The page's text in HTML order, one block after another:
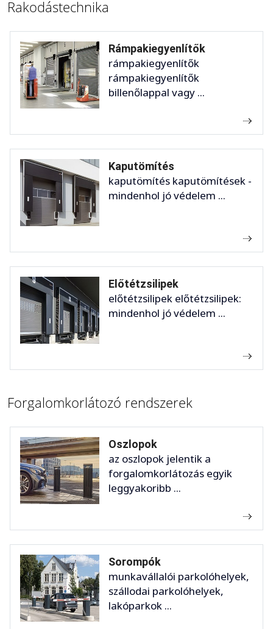
Rakodástechnika
Rámpakiegyenlítők
rámpakiegyenlítők
rámpakiegyenlítők
billenőlappal vagy ...
Kaputömítés
kaputömítés kaputömítések -
mindenhol jó védelem ...
Előtétzsilipek
előtétzsilipek előtétzsilipek:
mindenhol jó védelem ...
Forgalomkorlátozó rendszerek
Oszlopok
az oszlopok jelentik a
forgalomkorlátozás egyik
leggyakoribb ...
Sorompók
munkavállalói parkolóhelyek,
szállodai parkolóhelyek,
lakóparkok ...